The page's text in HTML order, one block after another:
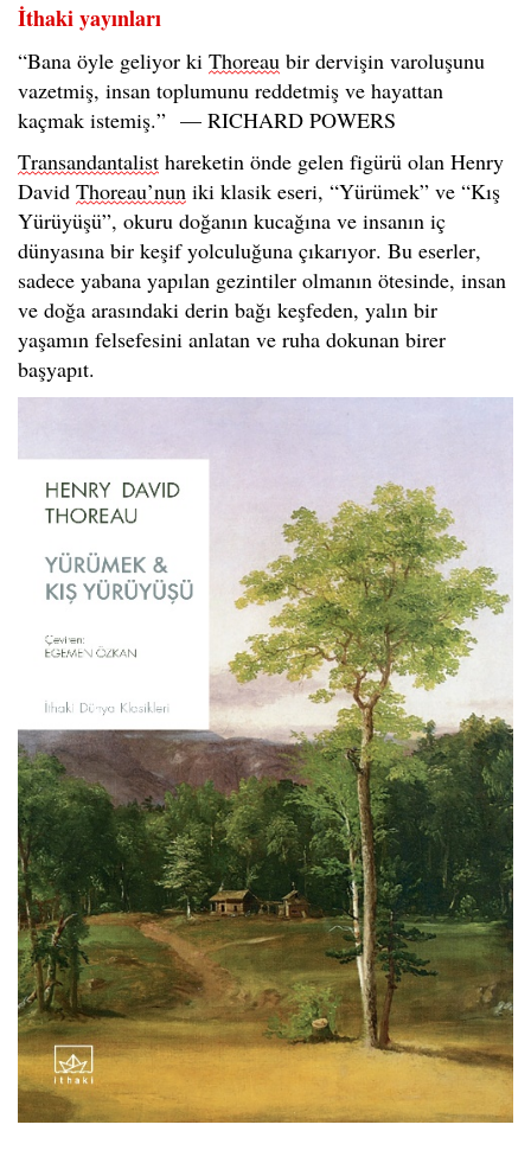
İthaki yayınları
“Bana öyle geliyor ki Thoreau bir dervişin varoluşunu
vazetmiş, insan toplumunu reddetmiş ve hayattan
kaçmak istemiş.” — RICHARD POWERS
Transandantalist hareketin önde gelen figürü olan Henry
David Thoreau’nun iki klasik eseri, “Yürümek” ve “Kış
Yürüyüşü”, okuru doğanın kucağına ve insanın iç
dünyasına bir keşif yolculuğuna çıkarıyor. Bu eserler,
sadece yabana yapılan gezintiler olmanın ötesinde, insan
ve doğa arasındaki derin bağı keşfeden, yalın bir
yaşamın felsefesini anlatan ve ruha dokunan birer
başyapıt.